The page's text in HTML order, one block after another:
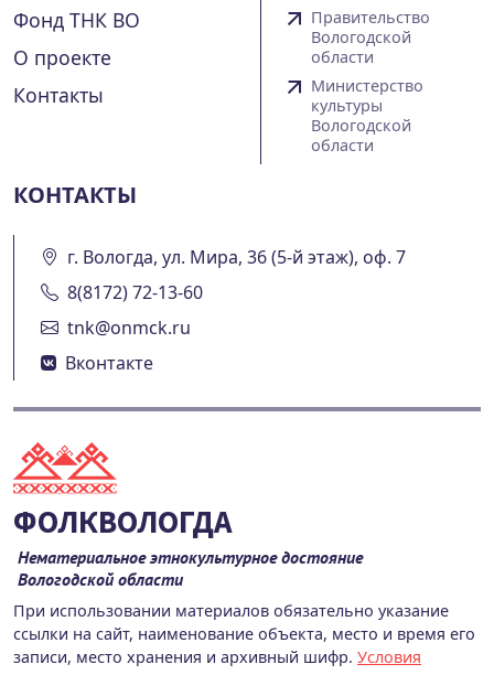
Фонд ТНК ВО
О проекте
Контакты
Правительство
Вологодской
области
Министерство
культуры
Вологодской
области
КОНТАКТЫ
г. Вологда, ул. Мира, 36 (5-й этаж), оф. 7
8(8172) 72-13-60
tnk@onmck.ru
Вконтакте
ФОЛКВОЛОГДА
Нематериальное этнокультурное достояние
Вологодской области
При использовании материалов обязательно указание
ссылки на сайт, наименование объекта, место и время его
записи, место хранения и архивный шифр. Условия